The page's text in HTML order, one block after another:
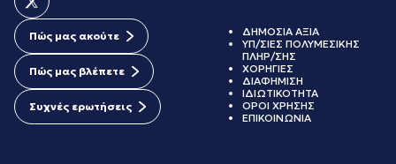
Πώς μας ακούτε
Πώς μας βλέπετε
Συχνές ερωτήσεις
ΔΗΜΟΣΙΑ ΑΞΙΑ
ΥΠ/ΣΙΕΣ ΠΟΛΥΜΕΣΙΚΗΣ
ΠΛΗΡ/ΣΗΣ
ΧΟΡΗΓΙΕΣ
ΔΙΑΦΗΜΙΣΗ
ΙΔΙΩΤΙΚΟΤΗΤΑ
ΟΡΟΙ ΧΡΗΣΗΣ
ΕΠΙΚΟΙΝΩΝΙΑ